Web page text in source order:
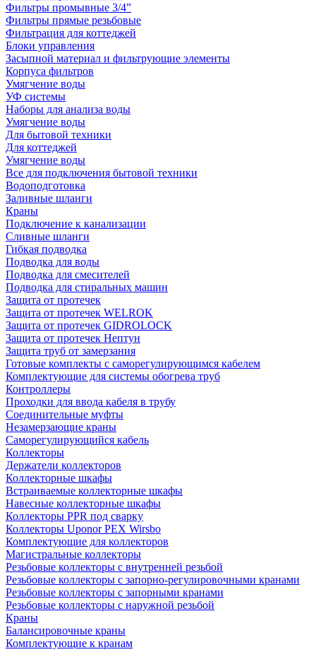
Фильтры промывные 3/4”
Фильтры прямые резьбовые
Фильтрация для коттеджей
Блоки управления
Засыпной материал и фильтрующие элементы
Корпуса фильтров
Умягчение воды
УФ системы
Наборы для анализа воды
Умягчение воды
Для бытовой техники
Для коттеджей
Умягчение воды
Все для подключения бытовой техники
Водоподготовка
Заливные шланги
Краны
Подключение к канализации
Сливные шланги
Гибкая подводка
Подводка для воды
Подводка для смесителей
Подводка для стиральных машин
Защита от протечек
Защита от протечек WELROK
Защита от протечек GIDROLOCK
Защита от протечек Нептун
Защита труб от замерзания
Готовые комплекты с саморегулирующимся кабелем
Комплектующие для системы обогрева труб
Контроллеры
Проходки для ввода кабеля в трубу
Соединительные муфты
Незамерзающие краны
Саморегулирующийся кабель
Коллекторы
Держатели коллекторов
Коллекторные шкафы
Встраиваемые коллекторные шкафы
Навесные коллекторные шкафы
Коллекторы PPR под сварку
Коллекторы Uponor PEX Wirsbo
Комплектующие для коллекторов
Магистральные коллекторы
Резьбовые коллекторы с внутренней резьбой
Резьбовые коллекторы с запорно-регулировочными кранами
Резьбовые коллекторы с запорными кранами
Резьбовые коллекторы с наружной резьбой
Краны
Балансировочные краны
Комплектующие к кранам